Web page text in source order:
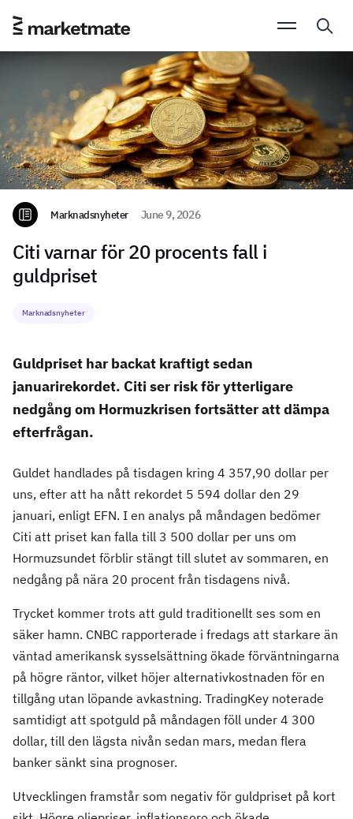
Marknadsnyheter June 9, 2026
Citi varnar för 20 procents fall i
guldpriset
Marknadsnyheter
Guldpriset har backat kraftigt sedan
januarirekordet. Citi ser risk för ytterligare
nedgång om Hormuzkrisen fortsätter att dämpa
efterfrågan.
Guldet handlades på tisdagen kring 4 357,90 dollar per
uns, efter att ha nått rekordet 5 594 dollar den 29
januari, enligt EFN. I en analys på måndagen bedömer
Citi att priset kan falla till 3 500 dollar per uns om
Hormuzsundet förblir stängt till slutet av sommaren, en
nedgång på nära 20 procent från tisdagens nivå.
Trycket kommer trots att guld traditionellt ses som en
säker hamn. CNBC rapporterade i fredags att starkare än
väntad amerikansk sysselsättning ökade förväntningarna
på högre räntor, vilket höjer alternativkostnaden för en
tillgång utan löpande avkastning. TradingKey noterade
samtidigt att spotguld på måndagen föll under 4 300
dollar, till den lägsta nivån sedan mars, medan flera
banker sänkt sina prognoser.
Utvecklingen framstår som negativ för guldpriset på kort